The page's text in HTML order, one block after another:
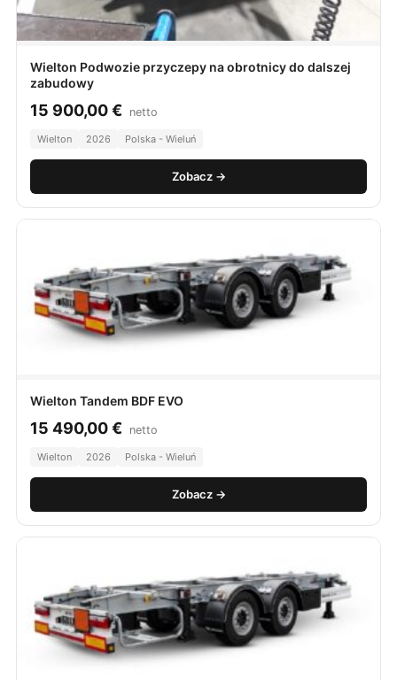
Wielton Podwozie przyczepy na obrotnicy do dalszej
zabudowy
15 900,00€ netto
Wielton 2026 Polska - Wieluń
Zobacz →
Wielton Tandem BDF EVO
15 490,00€ netto
Wielton 2026 Polska - Wieluń
Zobacz →